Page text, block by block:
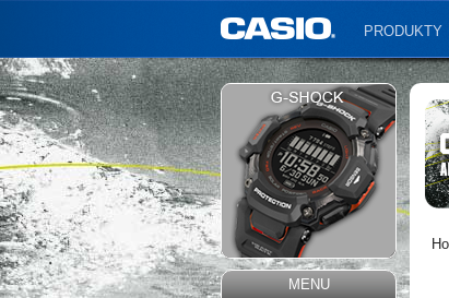
PRODUKTY
MENU